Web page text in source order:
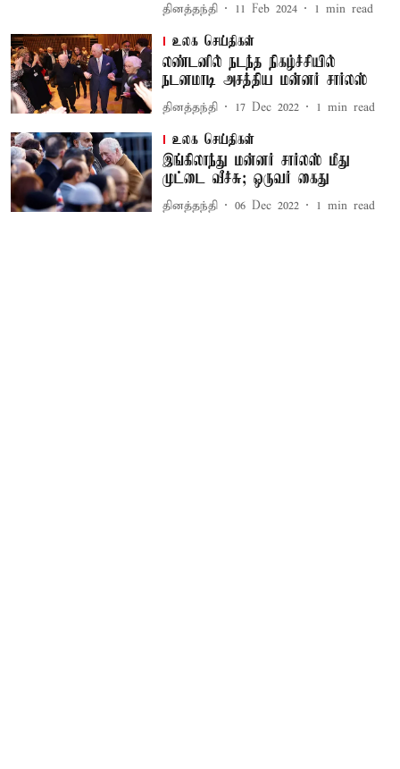
தினத்தந்தி 11 Feb 2024 1 min read
உலக செய்திகள்
லண்டனில் நடந்த நிகழ்ச்சியில்
நடனமாடி அசத்திய மன்னர் சார்லஸ்
தினத்தந்தி 17 Dec 2022 1 min read
உலக செய்திகள்
இங்கிலாந்து மன்னர் சார்லஸ் மீது
முட்டை வீச்சு; ஒருவர் கைது
தினத்தந்தி 06 Dec 2022 1 min read